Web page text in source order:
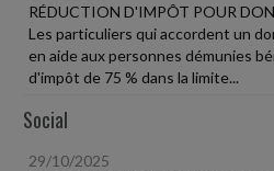
RÉDUCTION D'IMPÔT POUR
Les particuliers qui accordent un
en aide aux personnes démunies
d'impôt de 75 % dans la limite...
Social
29/10/2025